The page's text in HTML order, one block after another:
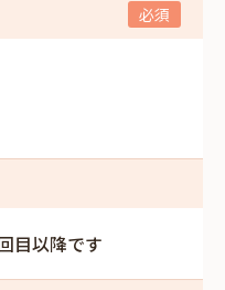
目以降です